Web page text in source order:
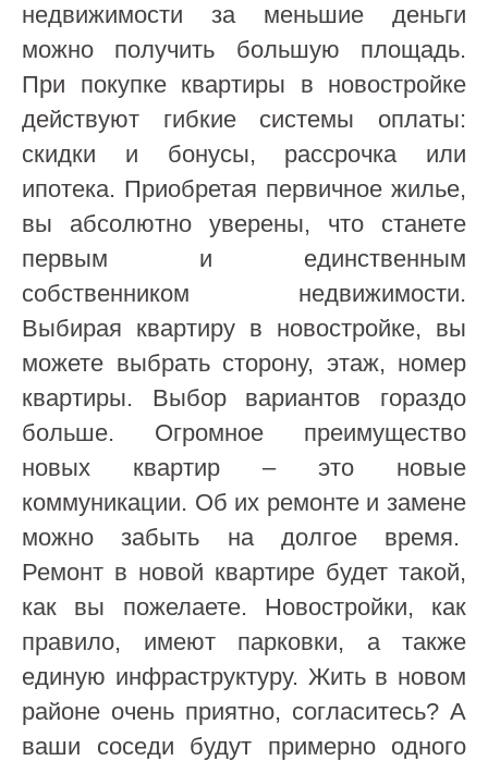
недвижимости за меньшие деньги
можно получить большую площадь.
При покупке квартиры в новостройке
действуют гибкие системы оплаты:
скидки и бонусы, рассрочка или
ипотека. Приобретая первичное жилье,
вы абсолютно уверены, что станете
первым и единственным
собственником недвижимости.
Выбирая квартиру в новостройке, вы
можете выбрать сторону, этаж, номер
квартиры. Выбор вариантов гораздо
больше. Огромное преимущество
новых квартир – это новые
коммуникации. Об их ремонте и замене
можно забыть на долгое время.
Ремонт в новой квартире будет такой,
как вы пожелаете. Новостройки, как
правило, имеют парковки, а также
единую инфраструктуру. Жить в новом
районе очень приятно, согласитесь? А
ваши соседи будут примерно одного